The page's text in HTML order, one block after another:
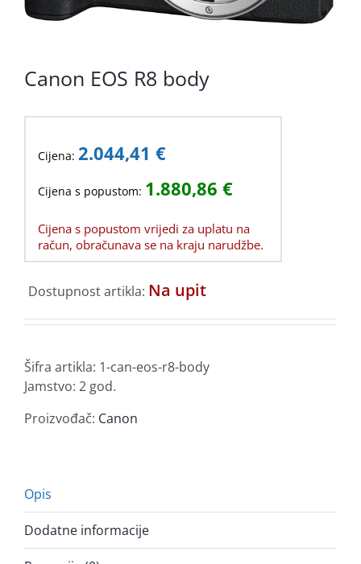
POTROŠNI
Canon EOS R8 body
Cijena: 2.044,41 €
Cijena s popustom: 1.880,86 €
Cijena s popustom vrijedi za uplatu na
račun, obračunava se na kraju narudžbe.
Dostupnost artikla: Na upit
Šifra artikla: 1-can-eos-r8-body
Jamstvo: 2 god.
Proizvođač: Canon
Opis
Dodatne informacije